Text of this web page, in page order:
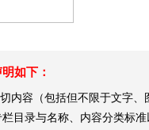
如下：
内容（包括但不限于文字、
目录与名称、内容分类标